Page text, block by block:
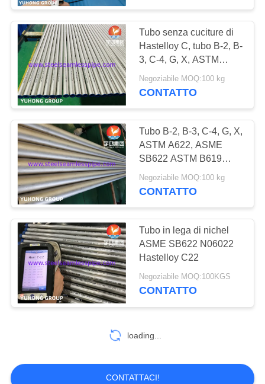
Tubo senza cuciture di
Hastelloy C, tubo B-2, B-
3, C-4, G, X, ASTM
A622, ASME SB622
ASTM B619, ASTM
Negoziabile MOQ:100 kg
CONTATTO
Tubo B-2, B-3, C-4, G, X,
ASTM A622, ASME
SB622 ASTM B619
ASTM B626 della lega
C22 di Tubos de
Negoziabile MOQ:100 kg
CONTATTO
Tubo in lega di nichel
ASME SB622 N06022
Hastelloy C22
Negoziabile MOQ:100KGS
CONTATTO
loading...
CONTATTACI!